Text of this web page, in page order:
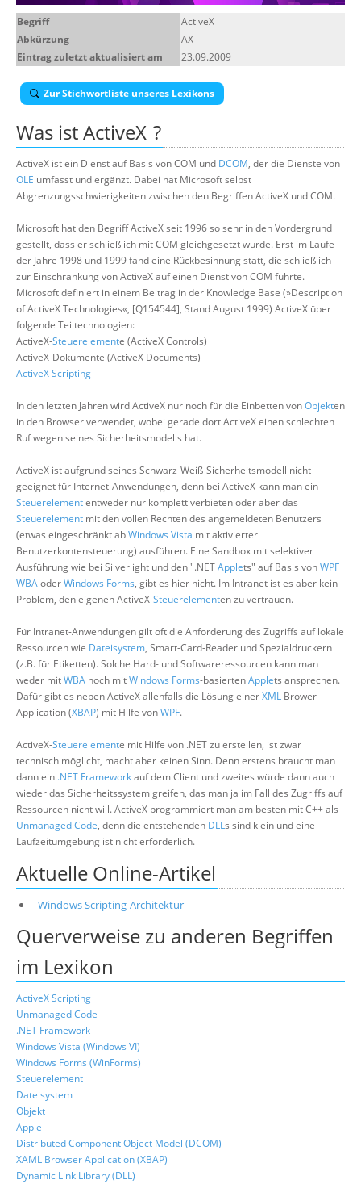
Begriff
ActiveX
Abkürzung
AX
Eintrag zuletzt aktualisiert am
23.09.2009
Zur Stichwortliste unseres Lexikons
Was istActiveX ?
ActiveX ist ein Dienst auf Basis von COM und DCOM, der die Dienste von
OLE umfasst und ergänzt. Dabei hat Microsoft selbst
Abgrenzungsschwierigkeiten zwischen den Begriffen ActiveX und COM.
Microsoft hat den Begriff ActiveX seit 1996 so sehr in den Vordergrund
gestellt, dass er schließlich mit COM gleichgesetzt wurde. Erst im Laufe
der Jahre 1998 und 1999 fand eine Rückbesinnung statt, die schließlich
zur Einschränkung von ActiveX auf einen Dienst von COM führte.
Microsoft definiert in einem Beitrag in der Knowledge Base (»Description
of ActiveX Technologies«, [Q154544], Stand August 1999) ActiveX über
folgende Teiltechnologien:
ActiveX-Steuerelemente (ActiveX Controls)
ActiveX-Dokumente (ActiveX Documents)
ActiveX Scripting
In den letzten Jahren wird ActiveX nur noch für die Einbetten vonObjekten
in den Browser verwendet, wobei gerade dort ActiveX einen schlechten
Ruf wegen seines Sicherheitsmodells hat.
ActiveX ist aufgrund seines Schwarz-Weiß-Sicherheitsmodell nicht
geeignet für Internet-Anwendungen, denn bei ActiveX kann man ein
Steuerelemententweder nur komplett verbieten oder aber das
Steuerelement mit den vollen Rechten des angemeldeten Benutzers
(etwas eingeschränkt abWindows Vista mit aktivierter
Benutzerkontensteuerung) ausführen. Eine Sandbox mit selektiver
Ausführung wie bei Silverlight und den ".NETApplets" auf Basis vonWPF
WBAoderWindows Forms, gibt es hier nicht. Im Intranet ist es aber kein
Problem, den eigenen ActiveX-Steuerelementen zu vertrauen.
Für Intranet-Anwendungen gilt oft die Anforderung des Zugriffs auf lokale
Ressourcen wie Dateisystem, Smart-Card-Reader und Spezialdruckern
(z.B. für Etiketten). Solche Hard- und Softwareressourcen kann man
weder mitWBA noch mitWindows Forms-basiertenApplets ansprechen.
Dafür gibt es neben ActiveX allenfalls die Lösung einerXML Brower
Application (XBAP) mit Hilfe vonWPF.
ActiveX-Steuerelemente mit Hilfe von .NET zu erstellen, ist zwar
technisch möglicht, macht aber keinen Sinn. Denn erstens braucht man
dann ein .NET Frameworkauf dem Client und zweites würde dann auch
wieder das Sicherheitssystem greifen, das man ja im Fall des Zugriffs auf
Ressourcen nicht will. ActiveX programmiert man am besten mit C++ als
Unmanaged Code, denn die entstehenden DLLs sind klein und eine
Laufzeitumgebung ist nicht erforderlich.
Aktuelle Online-Artikel
Windows Scripting-Architektur
Querverweise zu anderen Begriffen
im Lexikon
ActiveX Scripting
Unmanaged Code
.NET Framework
Windows Vista (Windows VI)
Windows Forms (WinForms)
Steuerelement
Dateisystem
Objekt
Apple
Distributed Component Object Model (DCOM)
XAML Browser Application (XBAP)
Dynamic Link Library (DLL)